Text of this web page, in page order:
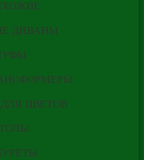
ДИВАНЫ
ЦВЕТОВ
ИЗДЕЛИЙ.
ЦЕНЕ